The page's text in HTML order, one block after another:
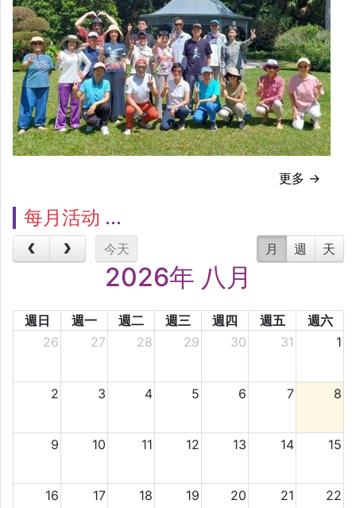
更多 →
每月活动
今天 月 週 天
2026年 八月
週日 週一 週二 週三 週四 週五
週六
26
27 28 29 30 31 1
2 3 4 5 6 7 8
9 10 11 12 13 14 15
16 17 18 19 20 21 22